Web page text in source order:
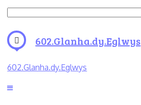
602.Glanha.dy.Eglwys
602.Glanha.dy.Eglwys